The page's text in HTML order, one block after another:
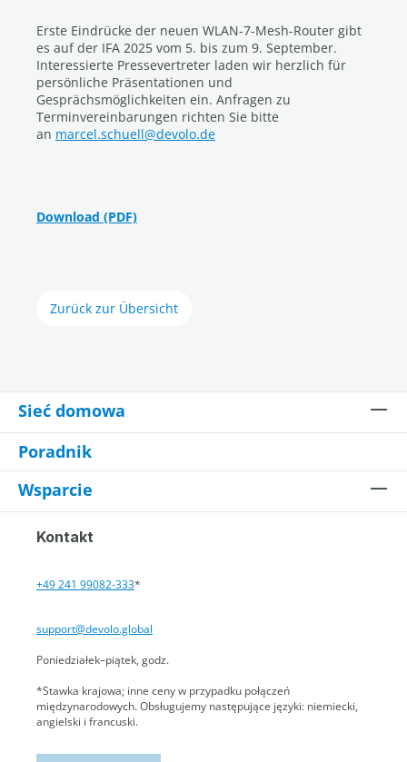
Erste Eindrücke der neuen WLAN-7-Mesh-Router gibt
es auf der IFA 2025 vom 5. bis zum 9. September.
Interessierte Pressevertreter laden wir herzlich für
persönliche Präsentationen und
Gesprächsmöglichkeiten ein. Anfragen zu
Terminvereinbarungen richten Sie bitte
an marcel.schuell@devolo.de
Download (PDF)
Zurück zur Übersicht
Sieć domowa
Poradnik
Wsparcie
Kontakt
+49 241 99082-333*
support@devolo.global
Poniedziałek–piątek, godz.
*Stawka krajowa; inne ceny w przypadku połączeń
międzynarodowych. Obsługujemy następujące języki: niemiecki,
angielski i francuski.